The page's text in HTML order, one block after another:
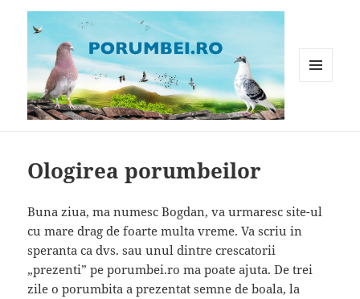
Ologirea porumbeilor
Buna ziua, ma numesc Bogdan, va urmaresc site-ul
cu mare drag de foarte multa vreme. Va scriu in
speranta ca dvs. sau unul dintre crescatorii
„prezenti” pe porumbei.ro ma poate ajuta. De trei
zile o porumbita a prezentat semne de boala, la